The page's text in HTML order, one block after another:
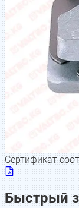
Сертификат
Быстрый